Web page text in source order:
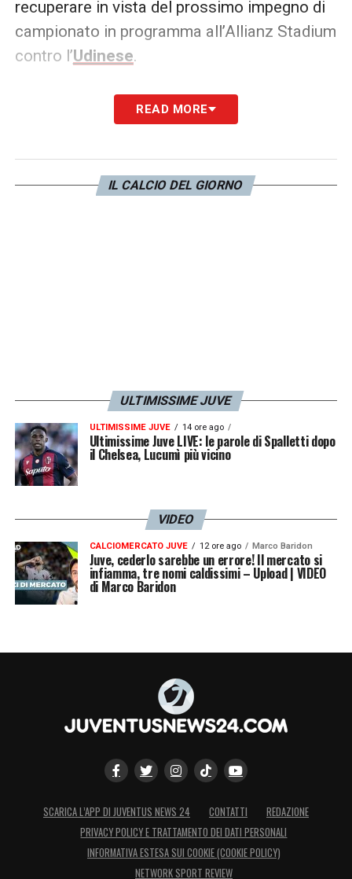
recuperare in vista del prossimo impegno di
campionato in programma all’Allianz Stadium
contro l’Udinese.
Come anticipato da Juventusnews24 Gatti
ha lavorato di nuovo a parte: il difensore è
un po’ di fastidio. Difficilmente, pertanto,
READ MORE
IL CALCIO DEL GIORNO
ULTIMISSIME JUVE
ULTIMISSIME JUVE 14 ore ago
Ultimissime Juve LIVE: le parole di Spalletti dopo
il Chelsea, Lucumì più vicino
VIDEO
CALCIOMERCATO JUVE 12 ore ago Marco Baridon
Juve, cederlo sarebbe un errore! Il mercato si
infiamma, tre nomi caldissimi – Upload | VIDEO
di Marco Baridon
SCARICA L’APP DI JUVENTUS NEWS 24 CONTATTI
REDAZIONE
PRIVACY POLICY E TRATTAMENTO DEI DATI PERSONALI
INFORMATIVA ESTESA SUI COOKIE (COOKIE POLICY)
NETWORK SPORT REVIEW